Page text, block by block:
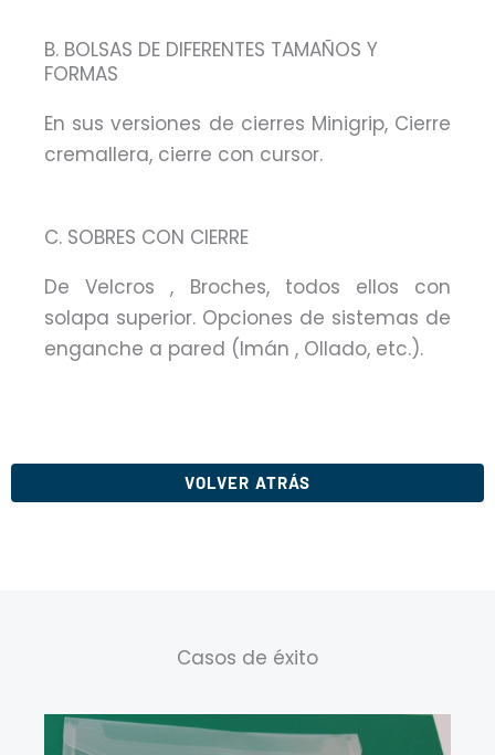
B. BOLSAS DE DIFERENTES TAMAÑOS Y
FORMAS
En sus versiones de cierres Minigrip, Cierre
cremallera, cierre con cursor.
C. SOBRES CON CIERRE
De Velcros , Broches, todos ellos con
solapa superior. Opciones de sistemas de
enganche a pared (Imán , Ollado, etc.).
VOLVER ATRÁS
Casos de éxito